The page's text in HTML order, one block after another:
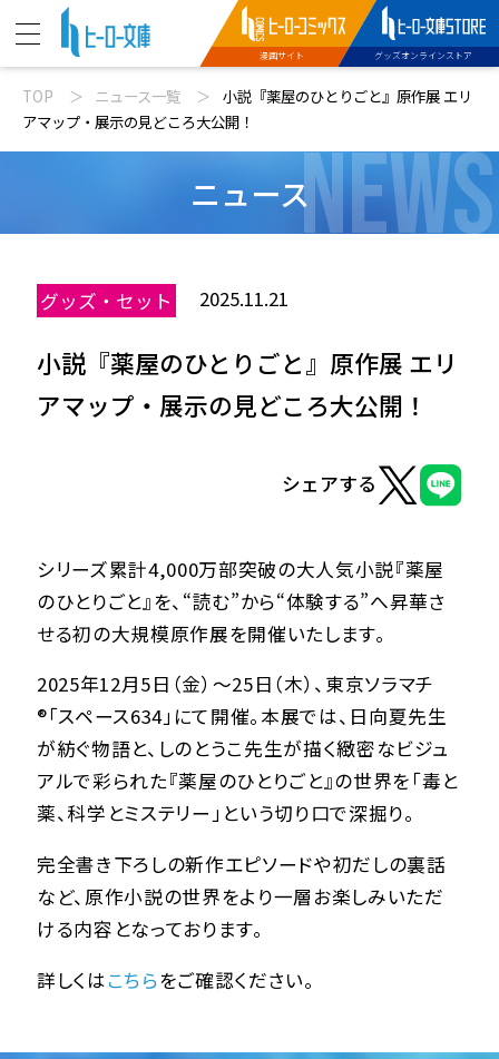
ニュース
コミックス配信
特設サイト
ヒーロー文庫
漫画サイト グッズオンラインストア
TOP ニュース一覧
小説『薬屋のひとりごと』原作展 エリ
アマップ・展示の見どころ大公開！
ニュースNEWS
グッズ・セット 2025.11.21
小説『薬屋のひとりごと』原作展 エリ
アマップ・展示の見どころ大公開！
シェアする
シリーズ累計4,000万部突破の大人気小説『薬屋
のひとりごと』を、“読む”から“体験する”へ昇華さ
せる初の大規模原作展を開催いたします。
2025年12月5日（金）～25日（木）、東京ソラマチ
®「スペース634」にて開催。本展では、日向夏先生
が紡ぐ物語と、しのとうこ先生が描く緻密なビジュ
アルで彩られた『薬屋のひとりごと』の世界を「毒と
薬、科学とミステリー」という切り口で深掘り。
完全書き下ろしの新作エピソードや初だしの裏話
など、原作小説の世界をより一層お楽しみいただ
ける内容となっております。
詳しくはこちらをご確認ください。